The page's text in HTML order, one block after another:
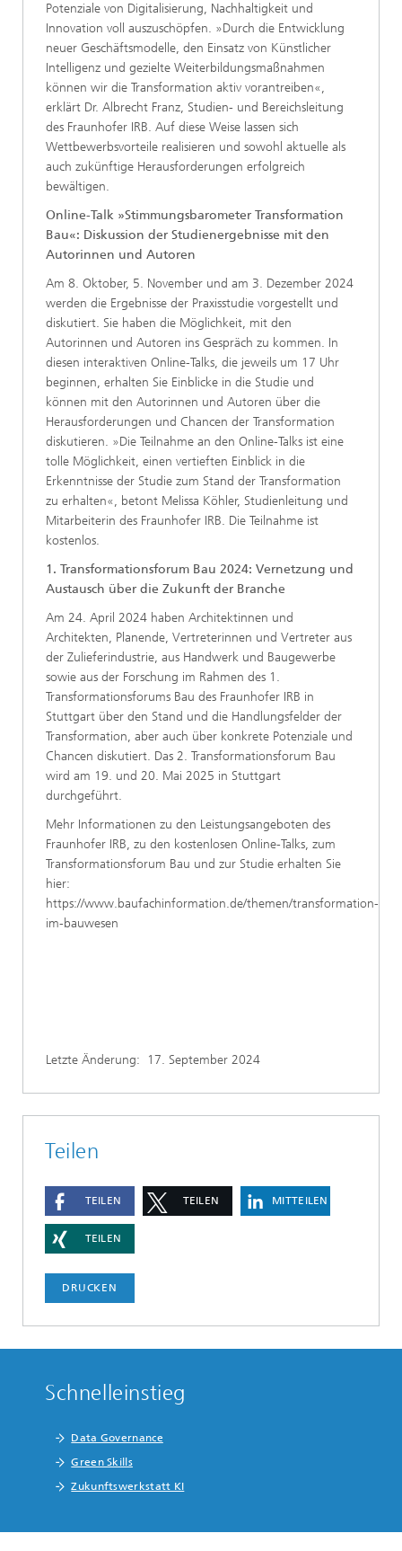
Potenziale von Digitalisierung, Nachhaltigkeit und
Innovation voll auszuschöpfen. »Durch die Entwicklung
neuer Geschäftsmodelle, den Einsatz von Künstlicher
Intelligenz und gezielte Weiterbildungsmaßnahmen
können wir die Transformation aktiv vorantreiben«,
erklärt Dr. Albrecht Franz, Studien- und Bereichsleitung
des Fraunhofer IRB. Auf diese Weise lassen sich
Wettbewerbsvorteile realisieren und sowohl aktuelle als
auch zukünftige Herausforderungen erfolgreich
bewältigen.
Online-Talk »Stimmungsbarometer Transformation
Bau«: Diskussion der Studienergebnisse mit den
Autorinnen und Autoren
Am 8. Oktober, 5. November und am 3. Dezember 2024
werden die Ergebnisse der Praxisstudie vorgestellt und
diskutiert. Sie haben die Möglichkeit, mit den
Autorinnen und Autoren ins Gespräch zu kommen. In
diesen interaktiven Online-Talks, die jeweils um 17 Uhr
beginnen, erhalten Sie Einblicke in die Studie und
können mit den Autorinnen und Autoren über die
Herausforderungen und Chancen der Transformation
diskutieren. »Die Teilnahme an den Online-Talks ist eine
tolle Möglichkeit, einen vertieften Einblick in die
Erkenntnisse der Studie zum Stand der Transformation
zu erhalten«, betont Melissa Köhler, Studienleitung und
Mitarbeiterin des Fraunhofer IRB. Die Teilnahme ist
kostenlos.
1. Transformationsforum Bau 2024: Vernetzung und
Austausch über die Zukunft der Branche
Am 24. April 2024 haben Architektinnen und
Architekten, Planende, Vertreterinnen und Vertreter aus
der Zulieferindustrie, aus Handwerk und Baugewerbe
sowie aus der Forschung im Rahmen des 1.
Transformationsforums Bau des Fraunhofer IRB in
Stuttgart über den Stand und die Handlungsfelder der
Transformation, aber auch über konkrete Potenziale und
Chancen diskutiert. Das 2. Transformationsforum Bau
wird am 19. und 20. Mai 2025 in Stuttgart
durchgeführt.
Mehr Informationen zu den Leistungsangeboten des
Fraunhofer IRB, zu den kostenlosen Online-Talks, zum
Transformationsforum Bau und zur Studie erhalten Sie
hier:
https://www.baufachinformation.de/themen/transformation-
im-bauwesen
Letzte Änderung: 17. September 2024
Teilen
TEILEN TEILEN MITTEILEN
TEILEN
DRUCKEN
Schnelleinstieg
Data Governance
Green Skills
Zukunftswerkstatt KI